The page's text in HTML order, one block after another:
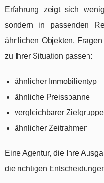
Erfahrung zeigt sich
sondern in passenden
ähnlichen Objekten.
zu Ihrer Situation passen:
ähnlicher Immobilientyp
ähnliche Preisspanne
vergleichbarer Zielgruppe
ähnlicher Zeitrahmen
Eine Agentur, die Ihre
die richtigen